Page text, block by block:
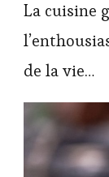
La cuisine
de la vie…